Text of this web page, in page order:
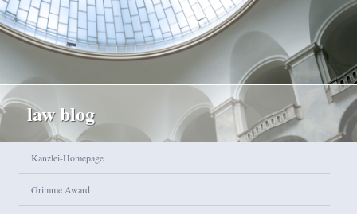
law blog
Zum Inhalt wechseln
Zum sekundären Inhalt wechseln
Kanzlei-Homepage
Grimme Award